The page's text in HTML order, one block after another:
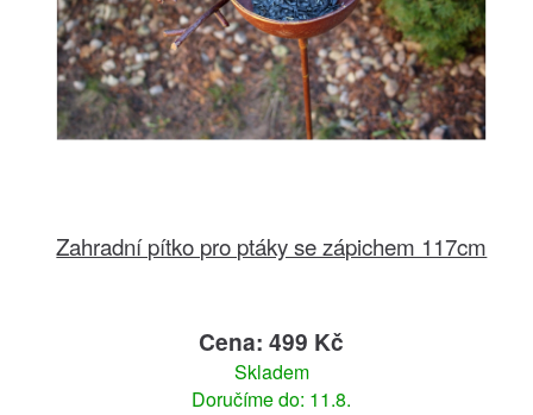
Zahradní pítko pro ptáky se zápichem 117cm
Cena: 499 Kč
Skladem
Doručíme do: 11.8.